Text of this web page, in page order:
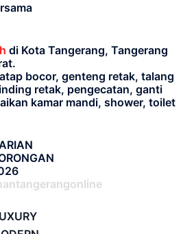
di Kota Tangerang, Tangerang
bocor, genteng retak, talang
retak, pengecatan, ganti
kamar mandi, shower, toilet